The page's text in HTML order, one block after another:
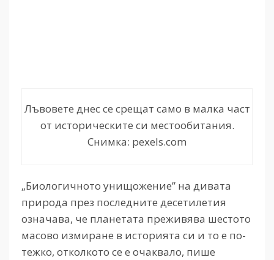
Лъвовете днес се срещат само в малка част
от историческите си местообитания.
Снимка: pexels.com
„Биологичното унищожение” на дивата
природа през последните десетилетия
означава, че планетата преживява шестото
масово измиране в историята си и то е по-
тежко, отколкото се е очаквало, пише